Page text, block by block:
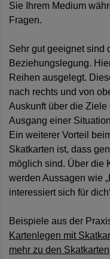
Sie Ihrem Medium
Fragen.
Sehr gut geeignet sind
Beziehungslegung.
Reihen ausgelegt.
nach rechts und von
Auskunft über die
Ausgang einer
Ein weiterer Vorteil
Skatkarten ist, dass
möglich sind. Über die
werden Aussagen wie
interessiert sich für
Beispiele aus der
Kartenlegen mit
mehr zu den Skatkarten